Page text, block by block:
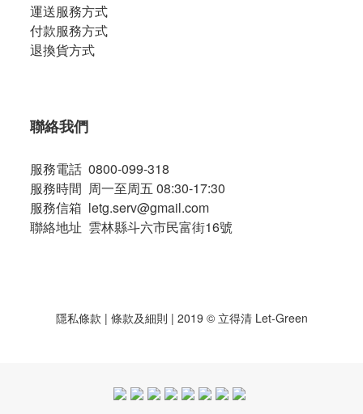
運送服務方式
付款服務方式
退換貨方式
聯絡我們
服務電話 0800-099-318
服務時間 周一至周五 08:30-17:30
服務信箱 letg.serv@gmail.com
聯絡地址 雲林縣斗六市民富街16號
隱私條款 | 條款及細則 | 2019 © 立得清 Let-Green